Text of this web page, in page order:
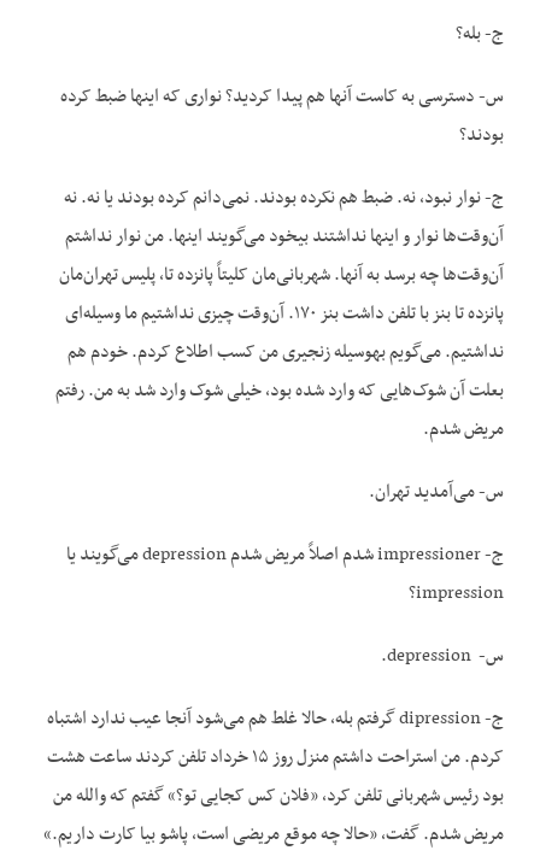
ج- بله؟
س- دسترسی به کاست آنها هم پیدا کردید؟ نواری که این‏ها ضبط کرده
بودند؟
ج- نوار نبود، نه. ضبط هم نکرده بودند. نمی‌دانم کرده بودند یا نه. نه
آن‌وقت‌ها نوار و اینها نداشتند بیخود می‌گویند این‏ها. من نوار نداشتم
آن‌وقت‌ها چه برسد به آنها. شهربانی‌مان کلیتاً پانزده تا، پلیس تهران‌مان
پانزده تا بنز با تلفن داشت بنز ۱۷۰. آن‌وقت چیزی نداشتیم ما وسیله‌ای
نداشتیم. می‌گویم به‏وسیله زنجیری من کسب اطلاع کردم. خودم هم
بعلت آن شوک‌هایی که وارد شده بود، خیلی شوک وارد شد به من. رفتم
مریض شدم.
س- می‌آمدید تهران.
ج- impressioner شدم اصلاً مریض شدم depression می‌گویند یا
impression؟
س- depression.
ج- dipression گرفتم بله، حالا غلط هم می‌شود آنجا عیب ندارد اشتباه
کردم. من استراحت داشتم منزل روز ۱۵ خرداد تلفن کردند ساعت هشت
بود رئیس شهربانی تلفن کرد، «فلان کس کجایی تو؟» گفتم که والله من
مریض شدم. گفت، «حالا چه موقع مریضی است، پاشو بیا کارت داریم.»